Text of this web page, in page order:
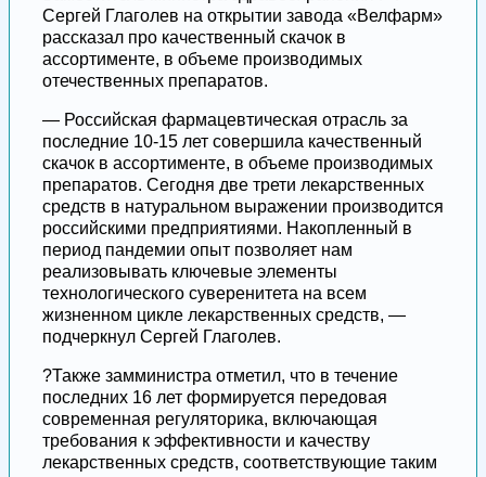
Сергей Глаголев на открытии завода «Велфарм»
рассказал про качественный скачок в
ассортименте, в объеме производимых
отечественных препаратов.
— Российская фармацевтическая отрасль за
последние 10-15 лет совершила качественный
скачок в ассортименте, в объеме производимых
препаратов. Сегодня две трети лекарственных
средств в натуральном выражении производится
российскими предприятиями. Накопленный в
период пандемии опыт позволяет нам
реализовывать ключевые элементы
технологического суверенитета на всем
жизненном цикле лекарственных средств, —
подчеркнул Сергей Глаголев.
?Также замминистра отметил, что в течение
последних 16 лет формируется передовая
современная регуляторика, включающая
требования к эффективности и качеству
лекарственных средств, соответствующие таким